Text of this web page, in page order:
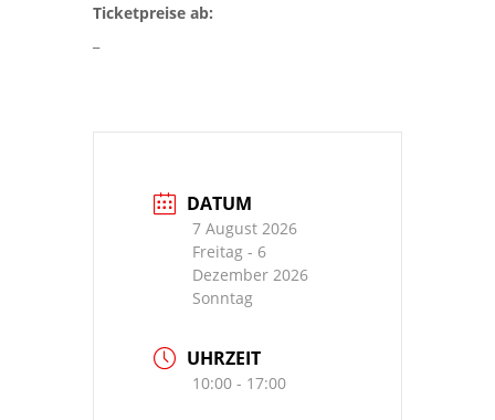
Ticketpreise ab:
DATUM
7 August 2026
Freitag - 6
Dezember 2026
Sonntag
UHRZEIT
10:00 - 17:00